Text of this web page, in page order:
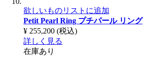
欲しいものリストに追加
Petit Pearl Ring プチパール リング
¥ 255,200 (税込)
詳しく見る
在庫あり